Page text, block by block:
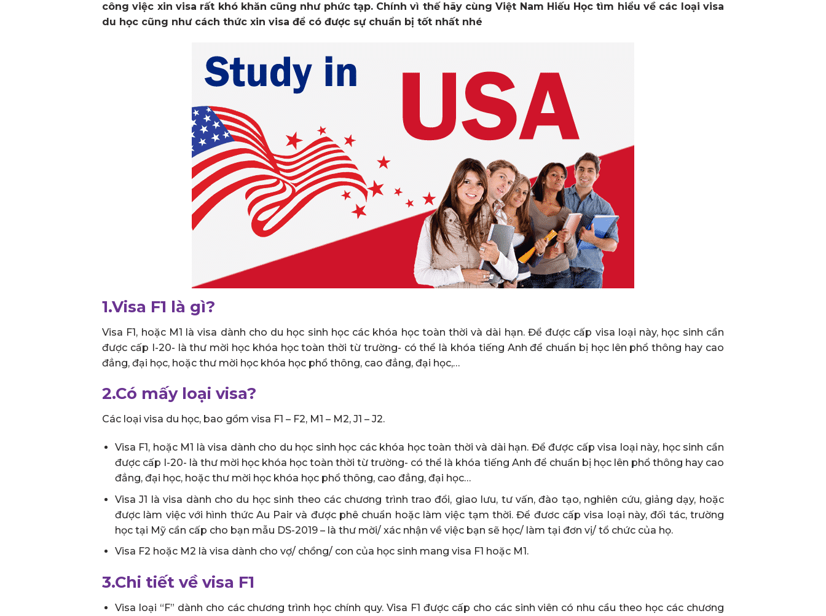
công việc xin visa rất khó khăn cũng như phức tạp. Chính vì thế hãy cùng Việt Nam Hiếu Học tìm hiểu về các loại visa
du học cũng như cách thức xin visa để có được sự chuẩn bị tốt nhất nhé
1.Visa F1 là gì?
Visa F1, hoặc M1 là visa dành cho du học sinh học các khóa học toàn thời và dài hạn. Để được cấp visa loại này, học sinh cần
được cấp I-20- là thư mời học khóa học toàn thời từ trường- có thể là khóa tiếng Anh để chuẩn bị học lên phổ thông hay cao
đẳng, đại học, hoặc thư mời học khóa học phổ thông, cao đẳng, đại học,…
2.Có mấy loại visa?
Các loại visa du học, bao gồm visa F1 – F2, M1 – M2, J1 – J2.
Visa F1, hoặc M1 là visa dành cho du học sinh học các khóa học toàn thời và dài hạn. Để được cấp visa loại này, học sinh cần
được cấp I-20- là thư mời học khóa học toàn thời từ trường- có thể là khóa tiếng Anh để chuẩn bị học lên phổ thông hay cao
đẳng, đại học, hoặc thư mời học khóa học phổ thông, cao đẳng, đại học…
Visa J1 là visa dành cho du học sinh theo các chương trình trao đổi, giao lưu, tư vấn, đào tạo, nghiên cứu, giảng dạy, hoặc
được làm việc với hình thức Au Pair và được phê chuẩn hoặc làm việc tạm thời. Để đươc cấp visa loại này, đối tác, trường
học tại Mỹ cần cấp cho bạn mẫu DS-2019 – là thư mời/ xác nhận về việc bạn sẽ học/ làm tại đơn vị/ tổ chức của họ.
Visa F2 hoặc M2 là visa dành cho vợ/ chồng/ con của học sinh mang visa F1 hoặc M1.
3.Chi tiết về visa F1
Visa loại “F” dành cho các chương trình học chính quy. Visa F1 được cấp cho các sinh viên có nhu cầu theo học các chương